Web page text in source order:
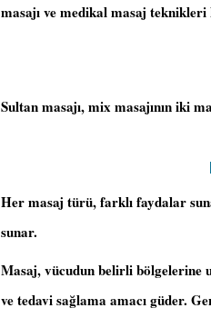
masajı ve medikal masaj teknikleri
Sultan masajı, mix masajının iki
Her masaj türü, farklı faydalar
sunar.
Masaj, vücudun belirli bölgelerine
ve tedavi sağlama amacı güder.